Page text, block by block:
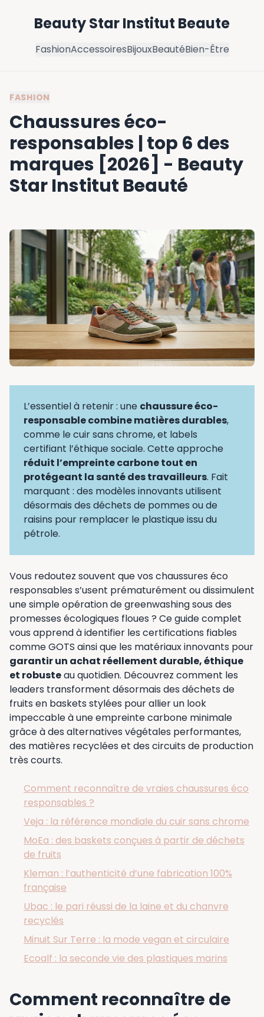
Beauty Star Institut Beaute
FashionAccessoiresBijouxBeautéBien-Être
FASHION
Chaussures éco-
responsables | top 6 des
marques [2026] - Beauty
Star Institut Beauté
L’essentiel à retenir : une chaussure éco-
responsable combine matières durables,
comme le cuir sans chrome, et labels
certifiant l’éthique sociale. Cette approche
réduit l’empreinte carbone tout en
protégeant la santé des travailleurs. Fait
marquant : des modèles innovants utilisent
désormais des déchets de pommes ou de
raisins pour remplacer le plastique issu du
pétrole.
Vous redoutez souvent que vos chaussures éco
responsables s’usent prématurément ou dissimulent
une simple opération de greenwashing sous des
promesses écologiques floues ? Ce guide complet
vous apprend à identifier les certifications fiables
comme GOTS ainsi que les matériaux innovants pour
garantir un achat réellement durable, éthique
et robusteau quotidien. Découvrez comment les
leaders transforment désormais des déchets de
fruits en baskets stylées pour allier un look
impeccable à une empreinte carbone minimale
grâce à des alternatives végétales performantes,
des matières recyclées et des circuits de production
très courts.
Comment reconnaître de vraies chaussures éco
responsables ?
Veja : la référence mondiale du cuir sans chrome
MoEa : des baskets conçues à partir de déchets
de fruits
Kleman : l’authenticité d’une fabrication 100%
française
Ubac : le pari réussi de la laine et du chanvre
recyclés
Minuit Sur Terre : la mode vegan et circulaire
Ecoalf : la seconde vie des plastiques marins
Comment reconnaître de